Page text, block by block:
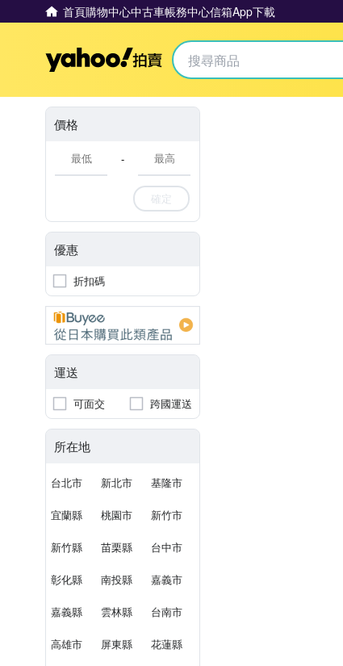
首頁購物中心中古車帳務中心信箱App下載
Yahoo拍賣
價格
-
確定
優惠
折扣碼
運送
可面交 跨國運送
所在地
台北市 新北市 基隆市
宜蘭縣 桃園市 新竹市
新竹縣 苗栗縣 台中市
彰化縣 南投縣 嘉義市
嘉義縣 雲林縣 台南市
高雄市 屏東縣 花蓮縣